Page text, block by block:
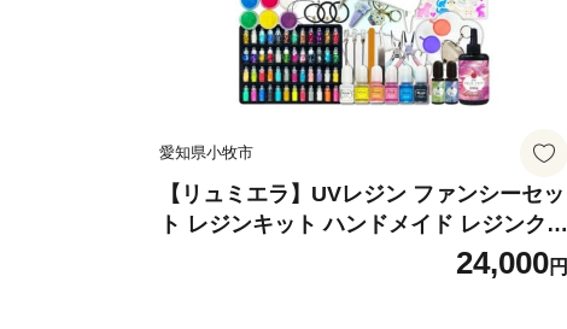
愛知県小牧市
【リュミエラ】UVレジン ファンシーセッ
ト レジンキット ハンドメイド レジンクラ
フト アクセサリーキット 手作り セット
24,000円